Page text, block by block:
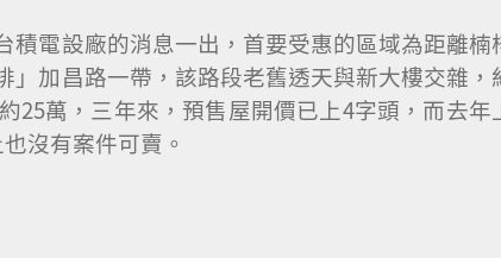
電設廠的消息一出，首要受惠的區域為距離楠
加昌路一帶，該路段老舊透天與新大樓交雜，
25萬，三年來，預售屋開價已上4字頭，而去年
沒有案件可賣。